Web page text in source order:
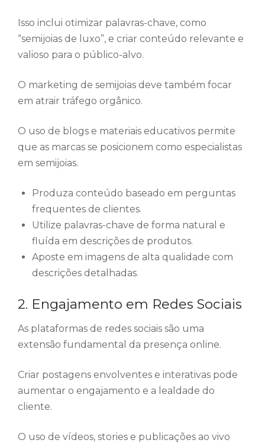
Isso inclui otimizar palavras-chave, como
“semijoias de luxo”, e criar conteúdo relevante e
valioso para o público-alvo.
O marketing de semijoias deve também focar
em atrair tráfego orgânico.
O uso de blogs e materiais educativos permite
que as marcas se posicionem como especialistas
em semijoias.
Produza conteúdo baseado em perguntas
frequentes de clientes.
Utilize palavras-chave de forma natural e
fluída em descrições de produtos.
Aposte em imagens de alta qualidade com
descrições detalhadas.
2. Engajamento em Redes Sociais
As plataformas de redes sociais são uma
extensão fundamental da presença online.
Criar postagens envolventes e interativas pode
aumentar o engajamento e a lealdade do
cliente.
O uso de vídeos, stories e publicações ao vivo